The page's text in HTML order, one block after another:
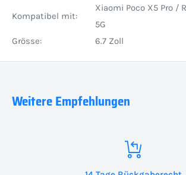
Kompatibel mit:
Xiaomi Poco X5 Pro /
5G
Grösse:
6.7 Zoll
Weitere Empfehlungen